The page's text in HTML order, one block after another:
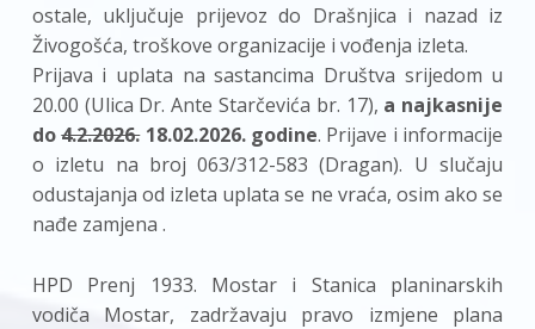
ostale, uključuje prijevoz do Drašnjica i nazad iz
Živogošća, troškove organizacije i vođenja izleta.
Prijava i uplata na sastancima Društva srijedom u
20.00 (Ulica Dr. Ante Starčevića br. 17), a najkasnije
do4.2.2026.18.02.2026. godine. Prijave i informacije
o izletu na broj 063/312-583 (Dragan). U slučaju
odustajanja od izleta uplata se ne vraća, osim ako se
nađe zamjena .
HPD Prenj 1933. Mostar i Stanica planinarskih
vodiča Mostar, zadržavaju pravo izmjene plana